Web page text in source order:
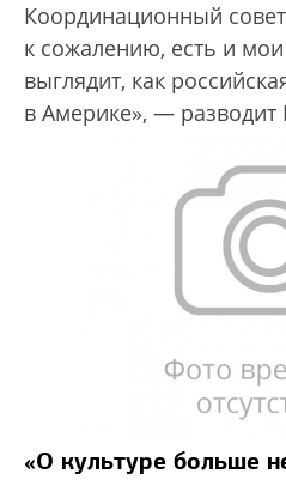
Координационный
к сожалению, есть и
выглядит, как
в Америке», —
«О культуре больше